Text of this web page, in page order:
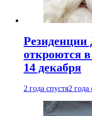
Резиденции
откроются
14 декабря
2 года спустя2 года